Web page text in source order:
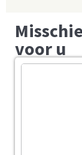
voor u